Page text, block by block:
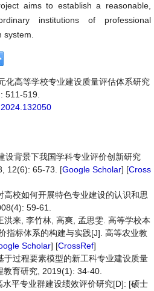
aims to establish a reasonable,
institutions of professional
化高等学校专业建设质量评估体系研究
511-519.
设背景下我国学科专业评价创新研究
12(6): 65-73. [Google Scholar] [Cross
高校如何开展特色专业建设的认识和思
59-61.
洪来, 李竹林, 高爽, 孟思雯. 高等学校本
指标体系的构建与实践[J]. 高等农业教
Scholar] [CrossRef]
于过程要素模型的新工科专业建设质量
育研究, 2019(1): 34-40.
平专业群建设绩效评价研究[D]: [硕士